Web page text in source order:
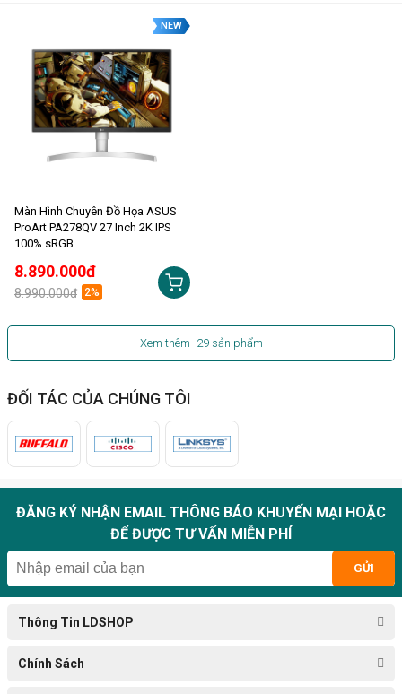
NEW
Màn Hình Chuyên Đồ Họa ASUS
ProArt PA278QV 27 Inch 2K IPS
100% sRGB
8.890.000đ
8.990.000đ 2%
Xem thêm -29sản phẩm
ĐỐI TÁC CỦA CHÚNG TÔI
ĐĂNG KÝ NHẬN EMAIL THÔNG BÁO KHUYẾN MẠI HOẶC
ĐỂ ĐƯỢC TƯ VẤN MIỄN PHÍ
GỬI
Thông Tin LDSHOP
Chính Sách